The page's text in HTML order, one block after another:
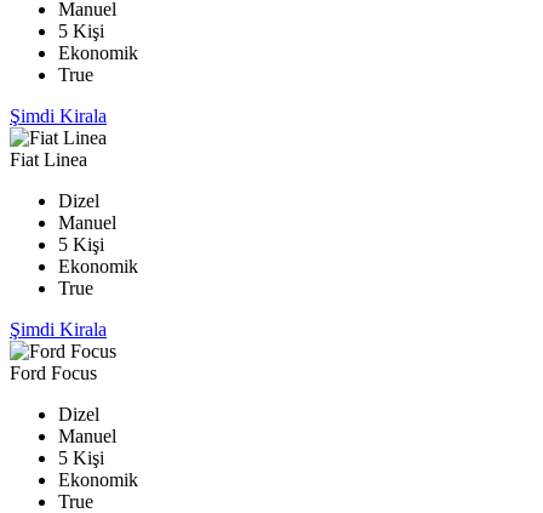
Manuel
5 Kişi
Ekonomik
True
Şimdi Kirala
Fiat Linea
Dizel
Manuel
5 Kişi
Ekonomik
True
Şimdi Kirala
Ford Focus
Dizel
Manuel
5 Kişi
Ekonomik
True